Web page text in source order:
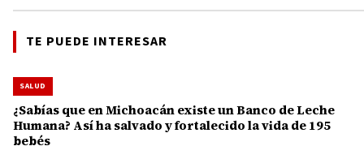
TE PUEDE INTERESAR
SALUD
¿Sabías que en Michoacán existe un Banco de Leche
Humana? Así ha salvado y fortalecido la vida de 195
bebés